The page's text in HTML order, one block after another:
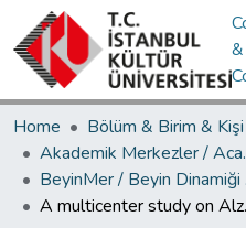
&
Home
Bölüm & Birim & Kişi
A multicenter study